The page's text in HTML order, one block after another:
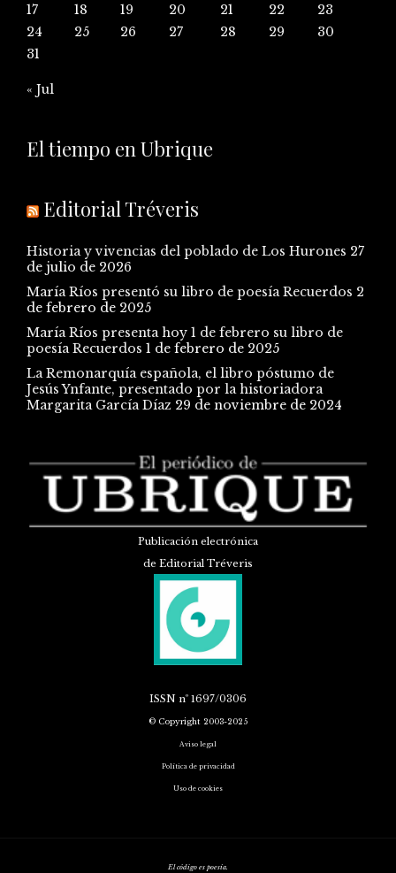
17
18 19 20 21 22
23
24
25 26 27 28 29
30
31
« Jul
El tiempo en Ubrique
Editorial Tréveris
Historia y vivencias del poblado de Los Hurones 27
de julio de 2026
María Ríos presentó su libro de poesía Recuerdos 2
de febrero de 2025
María Ríos presenta hoy 1 de febrero su libro de
poesía Recuerdos 1 de febrero de 2025
La Remonarquía española, el libro póstumo de
Jesús Ynfante, presentado por la historiadora
Margarita García Díaz 29 de noviembre de 2024
Publicación electrónica
de Editorial Tréveris
ISSN nº 1697/0306
© Copyright 2003-2025
Aviso legal
Política de privacidad
Uso de cookies
El código es poesía.